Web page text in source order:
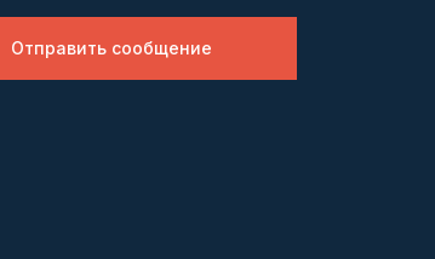
Отправить сообщение